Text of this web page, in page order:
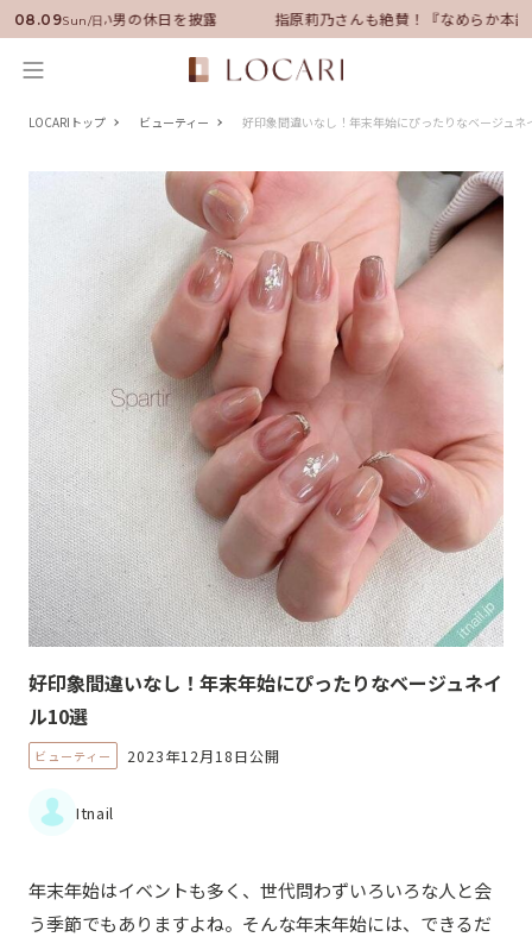
08.09Sun/日
に就任！いい男の休日を披露 指原莉乃さんも絶賛！『なめらか本舗
LOCARIトップ ビューティー 好印象間違いなし！年末年始にぴったりなベージュネ
好印象間違いなし！年末年始にぴったりなベージュネイ
ル10選
ビューティー 2023年12月18日公開
Itnail
年末年始はイベントも多く、世代問わずいろいろな人と会
う季節でもありますよね。そんな年末年始には、できるだ